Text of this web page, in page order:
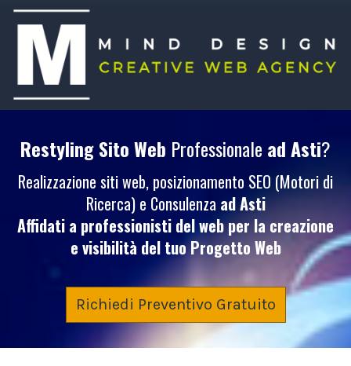
Restyling Sito Web Professionale ad Asti?
Realizzazione siti web, posizionamento SEO (Motori di
Ricerca) e Consulenza ad Asti
Affidati a professionisti del web per la creazione
e visibilità del tuoProgetto Web
Richiedi Preventivo Gratuito